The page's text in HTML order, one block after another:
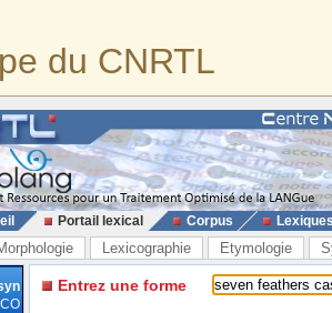
du CNRTL
Portail lexical Corpus
Lexicographie Etymologie
Entrez une forme